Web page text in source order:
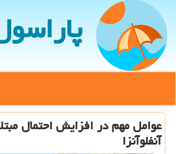
عوامل مهم در افزایش احتمال
آنفلوآنزا